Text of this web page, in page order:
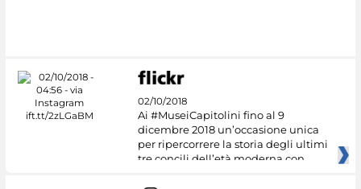
02/10/2018
Ai #MuseiCapitolini fino al 9
dicembre 2018 un’occasione unica
per ripercorrere la storia degli ultimi
tre concili dell’età moderna con